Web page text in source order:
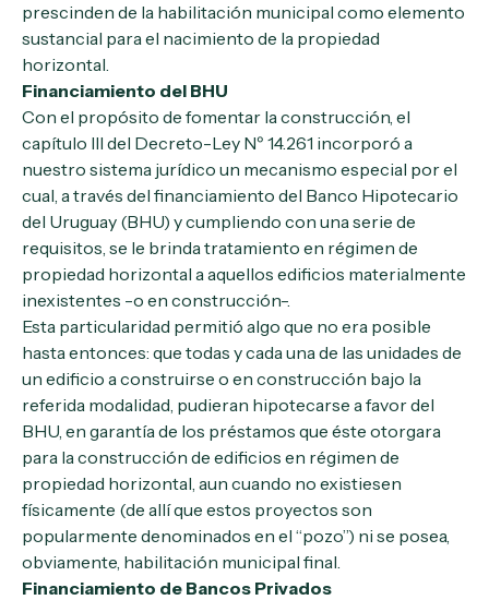
prescinden de la habilitación municipal como elemento
sustancial para el nacimiento de la propiedad
horizontal.
Financiamiento del BHU
Con el propósito de fomentar la construcción, el
capítulo III del Decreto-Ley Nº 14.261 incorporó a
nuestro sistema jurídico un mecanismo especial por el
cual, a través del financiamiento del Banco Hipotecario
del Uruguay (BHU) y cumpliendo con una serie de
requisitos, se le brinda tratamiento en régimen de
propiedad horizontal a aquellos edificios materialmente
inexistentes -o en construcción-.
Esta particularidad permitió algo que no era posible
hasta entonces: que todas y cada una de las unidades de
un edificio a construirse o en construcción bajo la
referida modalidad, pudieran hipotecarse a favor del
BHU, en garantía de los préstamos que éste otorgara
para la construcción de edificios en régimen de
propiedad horizontal, aun cuando no existiesen
físicamente (de allí que estos proyectos son
popularmente denominados en el “pozo”) ni se posea,
obviamente, habilitación municipal final.
Financiamiento de Bancos Privados